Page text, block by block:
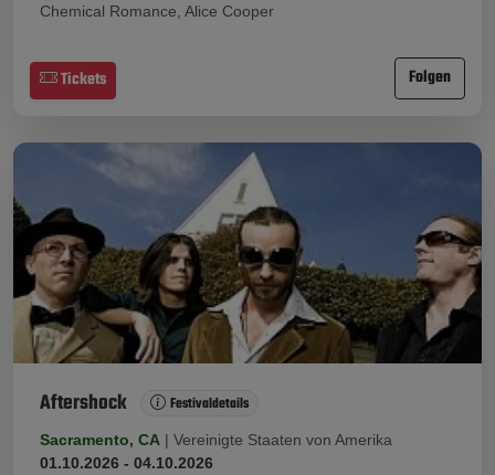
Chemical Romance, Alice Cooper
Tickets Folgen
Aftershock Festivaldetails
Sacramento, CA | Vereinigte Staaten von Amerika
01.10.2026 - 04.10.2026